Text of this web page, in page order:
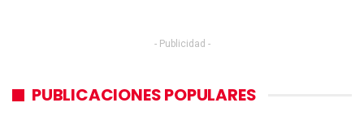
- Publicidad -
PUBLICACIONES POPULARES